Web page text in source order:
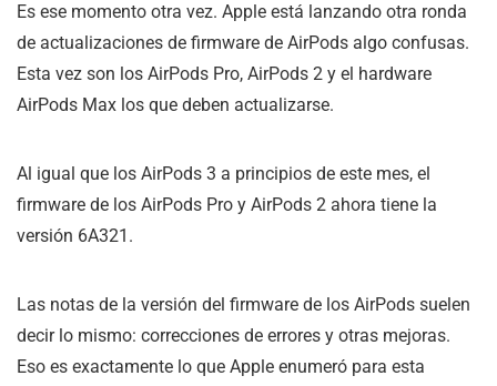
Es ese momento otra vez. Apple está lanzando otra ronda
de actualizaciones de firmware de AirPods algo confusas.
Esta vez son los AirPods Pro, AirPods 2 y el hardware
AirPods Max los que deben actualizarse.
Al igual que los AirPods 3 a principios de este mes, el
firmware de los AirPods Pro y AirPods 2 ahora tiene la
versión 6A321.
Las notas de la versión del firmware de los AirPods suelen
decir lo mismo: correcciones de errores y otras mejoras.
Eso es exactamente lo que Apple enumeró para esta